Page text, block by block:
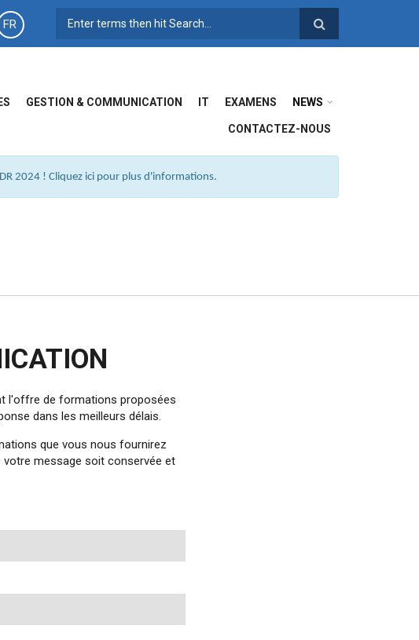
FR
FORMULAIRE DE
GESTION & COMMUNICATION IT EXAMENS NEWS
CONTACTEZ-NOUS
2024 ! Cliquez ici pour plus d'informations.
l'offre de formations proposées
dans les meilleurs délais.
que vous nous fournirez
message soit conservée et